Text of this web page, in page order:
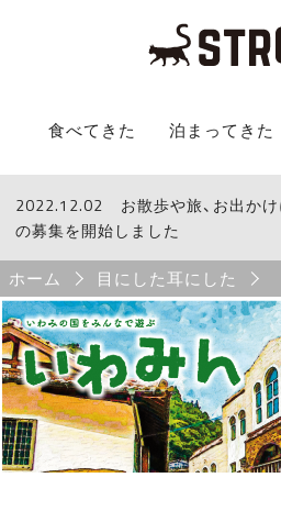
STROLL Menu
食べてきた 泊まってきた
STROLLからのお知らせ
2022.12.02
お散歩や旅、お出か
の募集を開始しました
Breadcrumb
ホーム 目にした耳にした